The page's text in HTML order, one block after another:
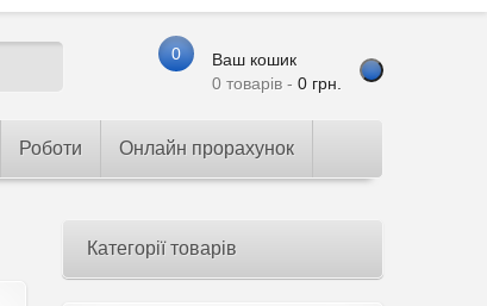
0
Ваш кошик
0 товарів - 0 грн.
Роботи Онлайн прорахунок
Категорії товарів